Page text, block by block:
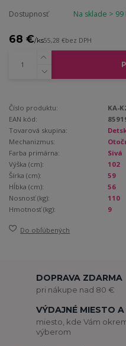
Dostupnosť Na sklade > 99
68 €/ks55,28 €bez DPH
Číslo produktu:
KA-
EAN kód:
Tovarová skupina:
Mechanizmus:
Farba primárna:
Sivá
Výška (cm):
102
Šírka (cm):
59
Hĺbka (cm):
56
Nosnosť (kg):
110
Hmotnosť (kg):
9
Do obľúbených
DOPRAVA ZDARMA
pri nákupe nad 80 €
VÝDAJNÉ MIESTO
miesto, kde Vám
výberom